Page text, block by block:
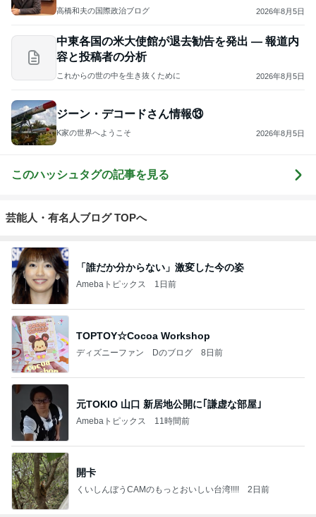
高橋和夫の国際政治ブログ 2026年8月5日
中東各国の米大使館が退去勧告を発出 — 報道内
容と投稿者の分析
これからの世の中を生き抜くために 2026年8月5日
ジーン・デコードさん情報⑬
K家の世界へようこそ 2026年8月5日
このハッシュタグの記事を見る
芸能人・有名人ブログ TOPへ
「誰だか分からない」激変した今の姿
Amebaトピックス 1日前
TOPTOY☆Cocoa Workshop
ディズニーファン Dのブログ 8日前
元TOKIO 山口 新居地公開に｢謙虚な部屋｣
Amebaトピックス 11時間前
開卡
くいしんぼうCAMのもっとおいしい台湾!!!! 2日前